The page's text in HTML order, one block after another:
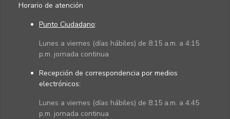
Horario de atención
Punto Ciudadano:
Lunes a viernes (días hábiles) de 8:15 a.m. a 4:15
p.m. jornada continua
Recepción de correspondencia por medios
electrónicos:
Lunes a viernes (días hábiles) de 8:15 a.m. a 4:45
p.m. jornada continua